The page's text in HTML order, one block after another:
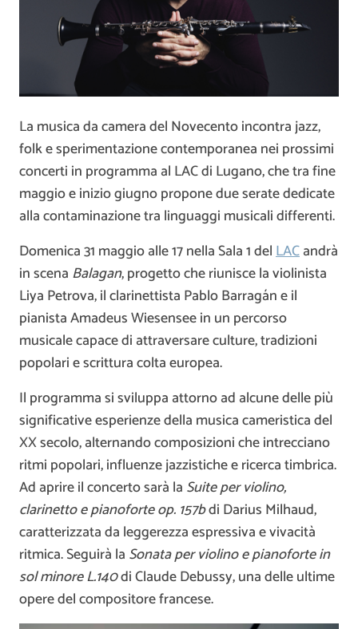
La musica da camera del Novecento incontra jazz,
folk e sperimentazione contemporanea nei prossimi
concerti in programma al LAC di Lugano, che tra fine
maggio e inizio giugno propone due serate dedicate
alla contaminazione tra linguaggi musicali differenti.
Domenica 31 maggio alle 17 nella Sala 1 delLACandrà
in scena Balagan, progetto che riunisce la violinista
Liya Petrova, il clarinettista Pablo Barragán e il
pianista Amadeus Wiesensee in un percorso
musicale capace di attraversare culture, tradizioni
popolari e scrittura colta europea.
Il programma si sviluppa attorno ad alcune delle più
significative esperienze della musica cameristica del
XX secolo, alternando composizioni che intrecciano
ritmi popolari, influenze jazzistiche e ricerca timbrica.
Ad aprire il concerto sarà la Suite per violino,
clarinetto e pianoforte op. 157bdi Darius Milhaud,
caratterizzata da leggerezza espressiva e vivacità
ritmica. Seguirà la Sonata per violino e pianoforte in
sol minore L.140di Claude Debussy, una delle ultime
opere del compositore francese.